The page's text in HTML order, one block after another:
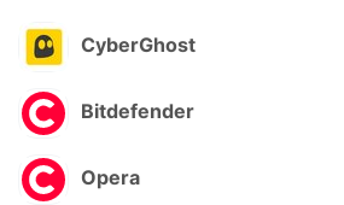
CyberGhost
Bitdefender
Opera